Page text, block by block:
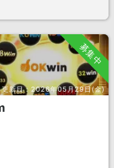
募集中
更新日：2026年05月29日(金)